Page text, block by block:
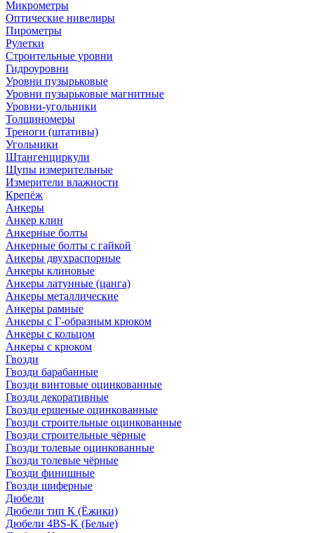
Микрометры
Оптические нивелиры
Пирометры
Рулетки
Строительные уровни
Гидроуровни
Уровни пузырьковые
Уровни пузырьковые магнитные
Уровни-угольники
Толщиномеры
Треноги (штативы)
Угольники
Штангенциркули
Щупы измерительные
Измерители влажности
Крепёж
Анкеры
Анкер клин
Анкерные болты
Анкерные болты с гайкой
Анкеры двухраспорные
Анкеры клиновые
Анкеры латунные (цанга)
Анкеры металлические
Анкеры рамные
Анкеры с Г-образным крюком
Анкеры с кольцом
Анкеры с крюком
Гвозди
Гвозди барабанные
Гвозди винтовые оцинкованные
Гвозди декоративные
Гвозди ершеные оцинкованные
Гвозди строительные оцинкованные
Гвозди строительные чёрные
Гвозди толевые оцинкованные
Гвозди толевые чёрные
Гвозди финишные
Гвозди шиферные
Дюбели
Дюбели тип К (Ёжики)
Дюбели 4BS-K (Белые)